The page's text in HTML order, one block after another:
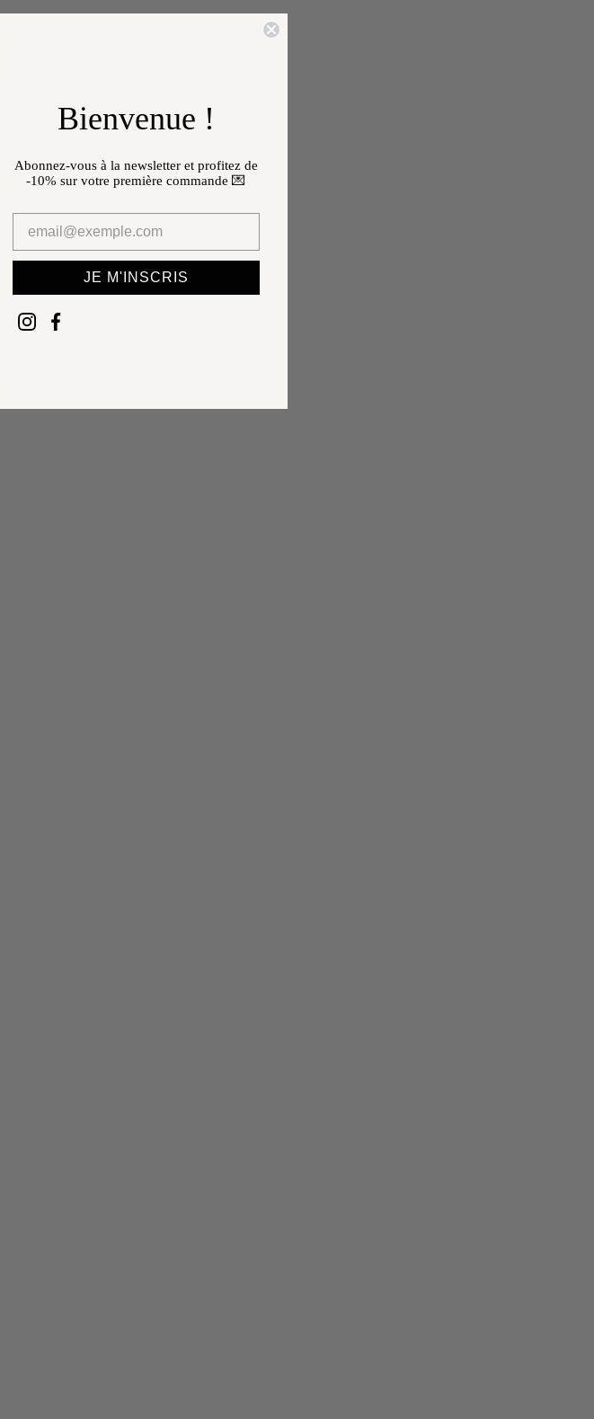
Bienvenue !
Abonnez-vous à la newsletter et profitez de
-10% sur votre première commande 💌
JE M'INSCRIS